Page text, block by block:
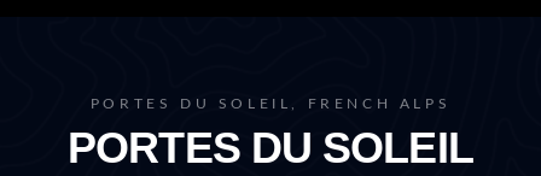
PORTES DU SOLEIL, FRENCH ALPS
PORTES DU SOLEIL